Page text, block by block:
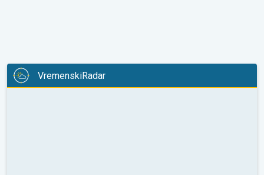
VremenskiRadar